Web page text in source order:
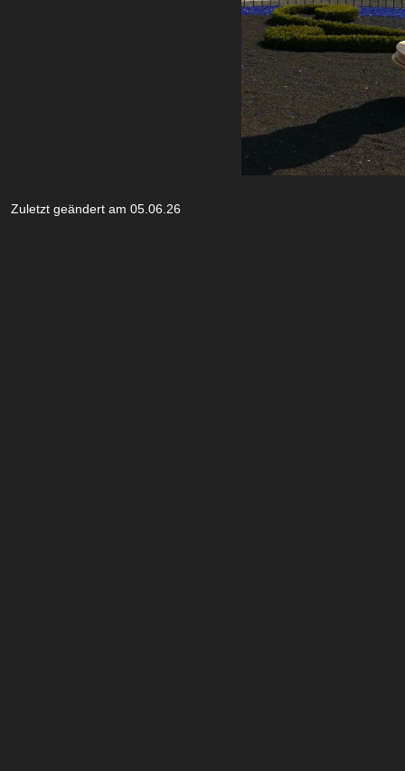
Zuletzt geändert am 05.06.26